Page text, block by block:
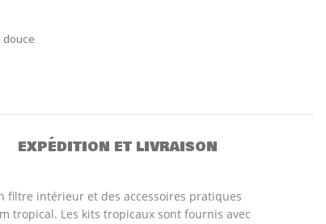
douce
EXPÉDITION ET LIVRAISON
filtre intérieur et des accessoires pratiques
tropical. Les kits tropicaux sont fournis avec